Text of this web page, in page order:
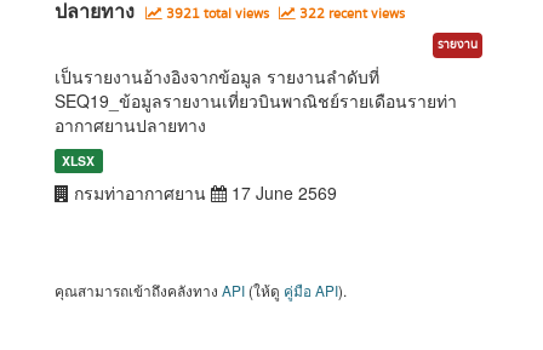
ปลายทาง
3921 total views 322 recent views
รายงาน
เป็นรายงานอ้างอิงจากข้อมูล รายงานลำดับที่
SEQ19_ข้อมูลรายงานเที่ยวบินพาณิชย์รายเดือนรายท่า
อากาศยานปลายทาง
XLSX
กรมท่าอากาศยาน 17 June 2569
คุณสามารถเข้าถึงคลังทาง API (ให้ดู คู่มือ API).